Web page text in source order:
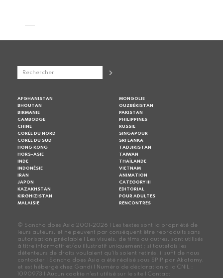
AFGHANISTAN
BHOUTAN
BIRMANIE
CAMBODGE
CHINE
CORÉE DU NORD
CORÉE DU SUD
HONG KONG
HORS-ASIE
INDE
INDONÉSIE
IRAN
JAPON
KAZAKHSTAN
KIRGHIZISTAN
MALAISIE
MONGOLIE
OUZBÉKISTAN
PAKISTAN
PHILIPPINES
RUSSIE
SINGAPOUR
SRI LANKA
TADJIKISTAN
TAIWAN
THAÏLANDE
VIETNAM
ANIMATION
CATEGORY III
EDITORIAL
POUR ADULTES
RENCONTRES
© Sancho does Asia 2001-2026 | Les textes sont la propriété de
leurs auteurs, et ne peuvent par conséquent être reproduits sans
autorisation préalable | Les visuels, de films ou autres, sont utilisés
à titre informatif et/ou illustratif uniquement ; si toutefois les
détenteurs de droits voulaient qu'ils soient retirés, il suffit de nous
contacter | Sancho does Asia a été réalisé sous SPiP par Akatomy,
et est hébergé chez Gandi | Numéro de déclaration à la CNIL :
1090973 | Aucun cookie n'est utilisé sur le site | Contact